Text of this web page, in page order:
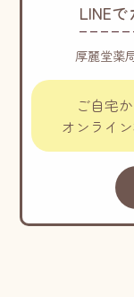
LINE
厚麗堂薬
ご自宅
オンライ